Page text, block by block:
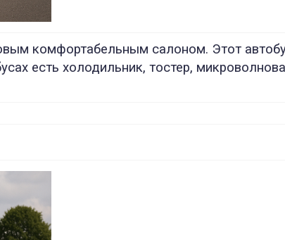
комфортабельным салоном. Этот
есть холодильник, тостер,